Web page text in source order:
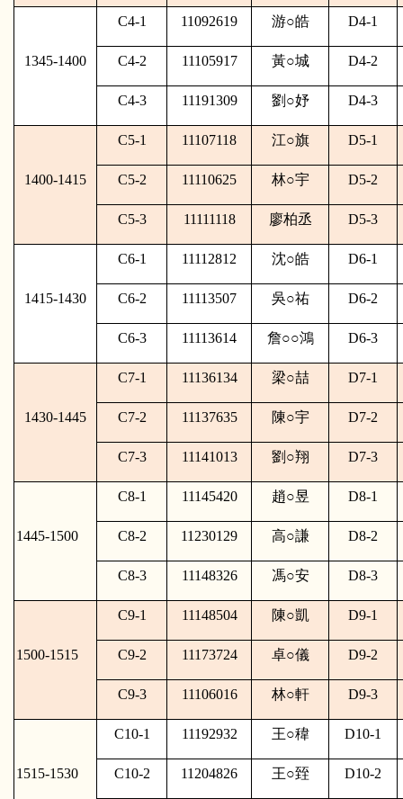
1345-1400
C4-1 11092619 游○皓 D4-1
C4-2 11105917 黃○城 D4-2
C4-3 11191309 劉 ○妤 D4-3
1400-1415
C5-1 11107118 江○旗 D5-1
C5-2 11110625 林○宇 D5-2
C5-3 11111118 廖柏丞 D5-3
1415-1430
C6-1 11112812 沈○皓 D6-1
C6-2 11113507 吳○祐 D6-2
C6-3 11113614 詹○○鴻 D6-3
1430-1445
C7-1 11136134 梁○喆 D7-1
C7-2 11137635 陳○宇 D7-2
C7-3 11141013 劉 ○翔 D7-3
1445-1500
C8-1 11145420 趙○昱 D8-1
C8-2 11230129 高○謙 D8-2
C8-3 11148326 馮○安 D8-3
1500-1515
C9-1 11148504 陳○凱 D9-1
C9-2 11173724 卓○儀 D9-2
C9-3 11106016 林○軒 D9-3
1515-1530
C10-1 11192932 王○稦 D10-1
C10-2 11204826 王○臸 D10-2